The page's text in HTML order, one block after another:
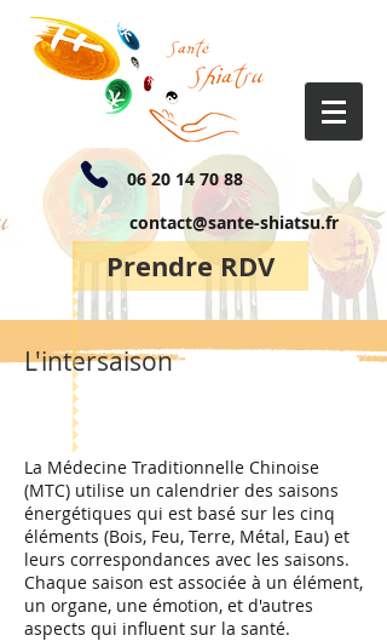
06 20 14 70 88
contact@sante-shiatsu.fr
Prendre RDV
L'intersaison
La Médecine Traditionnelle Chinoise
(MTC) utilise un calendrier des saisons
énergétiques qui est basé sur les cinq
éléments (Bois, Feu, Terre, Métal, Eau) et
leurs correspondances avec les saisons.
Chaque saison est associée à un élément,
un organe, une émotion, et d'autres
aspects qui influent sur la santé.